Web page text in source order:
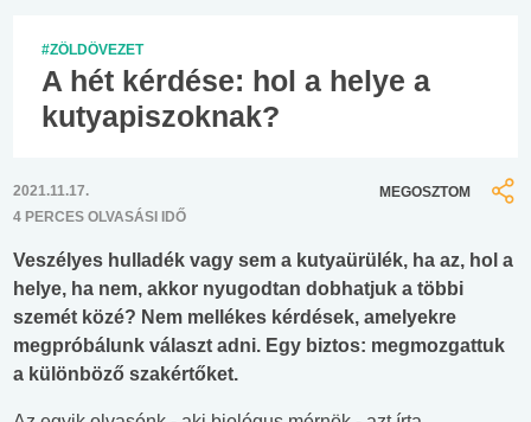
#ZÖLDÖVEZET
A hét kérdése: hol a helye a
kutyapiszoknak?
2021.11.17.
4 PERCES OLVASÁSI IDŐ
MEGOSZTOM
Veszélyes hulladék vagy sem a kutyaürülék, ha az, hol a
helye, ha nem, akkor nyugodtan dobhatjuk a többi
szemét közé? Nem mellékes kérdések, amelyekre
megpróbálunk választ adni. Egy biztos: megmozgattuk
a különböző szakértőket.